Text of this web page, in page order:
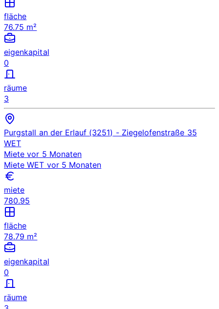
fläche
76.75 m²
eigenkapital
0
räume
3
Purgstall an der Erlauf (3251) - Ziegelofenstraße 35
WET
Miete vor 5 Monaten
Miete WET vor 5 Monaten
miete
780.95
fläche
78.79 m²
eigenkapital
0
räume